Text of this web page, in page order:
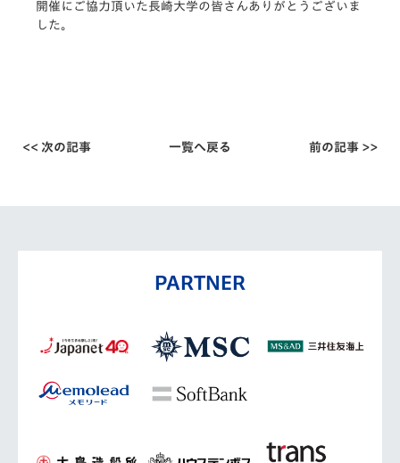
開催にご協力頂いた長崎大学の皆さんありがとうございま
した。
<< 次の記事 一覧へ戻る 前の記事 >>
PARTNER